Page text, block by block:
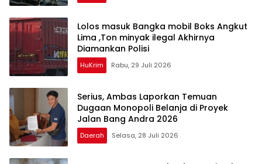
Lolos masuk Bangka mobil Boks Angkut
Lima ,Ton minyak ilegal Akhirnya
Diamankan Polisi
HuKrim Rabu, 29 Juli 2026
Serius, Ambas Laporkan ‎Temuan
Dugaan Monopoli Belanja di Proyek
Jalan Bang Andra 2026
Daerah Selasa, 28 Juli 2026